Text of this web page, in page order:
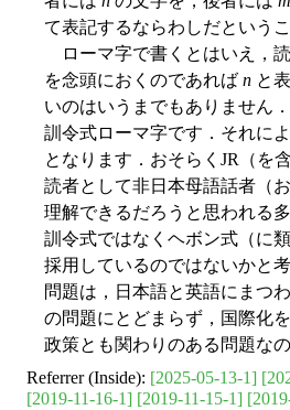
て表記するならわしだというこ
ローマ字で書くとはいえ，
を念頭におくのであれば n と
いのはいうまでもありません
訓令式ローマ字です．それに
となります．おそらくJR（を
読者として非日本母語話者（
理解できるだろうと思われる
訓令式ではなくヘボン式（に
採用しているのではないかと
問題は，日本語と英語にまつ
の問題にとどまらず，国際化
政策とも関わりのある問題なの
Referrer (Inside): [2025-05-13-1]
[2019-11-16-1] [2019-11-15-1]